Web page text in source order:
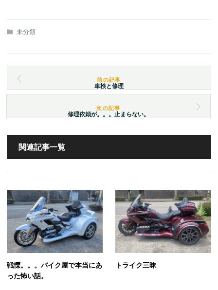
未分類
車検と修理
修理依頼が。。。止まらない。
関連記事一覧
戦慄。。。バイク屋で本当にあ
った怖い話。
トライク三昧